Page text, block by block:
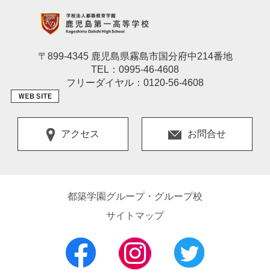
〒899-4345 鹿児島県霧島市国分府中214番地
TEL：0995-46-4608
フリーダイヤル：0120-56-4608
アクセス お問合せ
都築学園グループ・グループ校
サイトマップ